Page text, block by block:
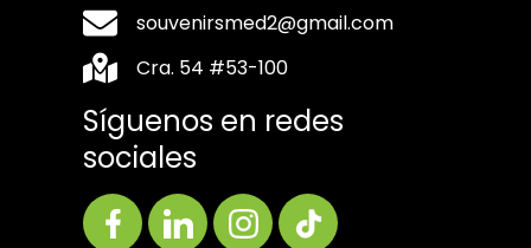
souvenirsmed2@gmail.com
Cra. 54 #53-100
Síguenos en redes
sociales